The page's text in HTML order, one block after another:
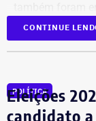
Acompanhe a
CONTINUE
POLÍTICA
Eleições
candidato